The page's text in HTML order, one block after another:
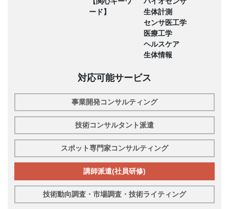
ード】
生体計測
センサ医工学
医療工学
ヘルスケア
生体情報
対応可能サービス
事業開発コンサルティング
技術コンサルタント派遣
スポット専門家コンサルティング
講師派遣(社員研修)
技術動向調査・市場調査・技術ライティング